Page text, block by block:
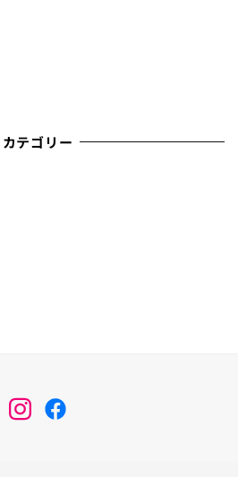
カテゴリー
メ
ニ
メ